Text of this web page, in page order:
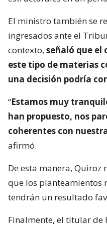
El ministro también se
ingresados ante el
contexto, señaló que el
este tipo de materias
una decisión podría
“Estamos muy
han propuesto, nos
coherentes con
afirmó.
De esta manera, Quiroz
que los planteamientos
tendrán un resultado
Finalmente, el titular de